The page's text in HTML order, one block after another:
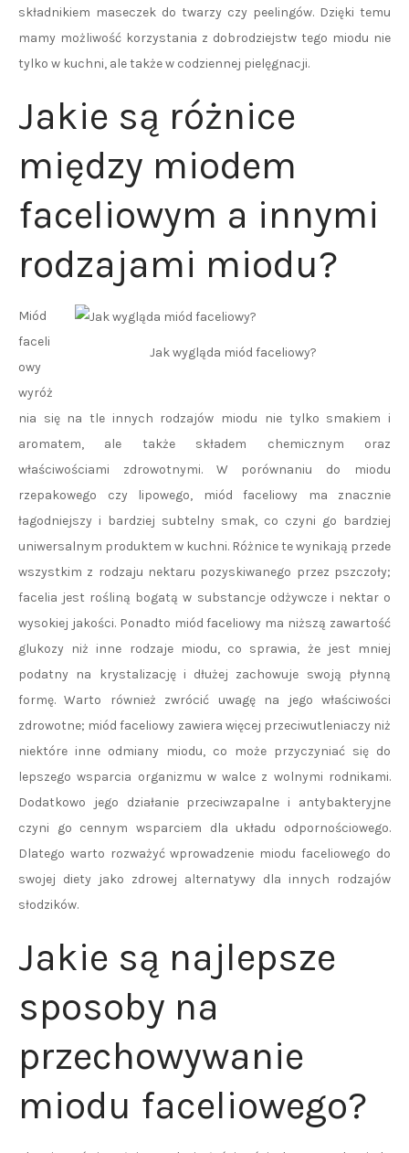
składnikiem maseczek do twarzy czy peelingów. Dzięki temu
mamy możliwość korzystania z dobrodziejstw tego miodu nie
tylko w kuchni, ale także w codziennej pielęgnacji.
Jakie są różnice
między miodem
faceliowym a innymi
rodzajami miodu?
Jak wygląda miód faceliowy?
Miód
faceli
owy
wyróż
nia się na tle innych rodzajów miodu nie tylko smakiem i
aromatem, ale także składem chemicznym oraz
właściwościami zdrowotnymi. W porównaniu do miodu
rzepakowego czy lipowego, miód faceliowy ma znacznie
łagodniejszy i bardziej subtelny smak, co czyni go bardziej
uniwersalnym produktem w kuchni. Różnice te wynikają przede
wszystkim z rodzaju nektaru pozyskiwanego przez pszczoły;
facelia jest rośliną bogatą w substancje odżywcze i nektar o
wysokiej jakości. Ponadto miód faceliowy ma niższą zawartość
glukozy niż inne rodzaje miodu, co sprawia, że jest mniej
podatny na krystalizację i dłużej zachowuje swoją płynną
formę. Warto również zwrócić uwagę na jego właściwości
zdrowotne; miód faceliowy zawiera więcej przeciwutleniaczy niż
niektóre inne odmiany miodu, co może przyczyniać się do
lepszego wsparcia organizmu w walce z wolnymi rodnikami.
Dodatkowo jego działanie przeciwzapalne i antybakteryjne
czyni go cennym wsparciem dla układu odpornościowego.
Dlatego warto rozważyć wprowadzenie miodu faceliowego do
swojej diety jako zdrowej alternatywy dla innych rodzajów
słodzików.
Jakie są najlepsze
sposoby na
przechowywanie
miodu faceliowego?